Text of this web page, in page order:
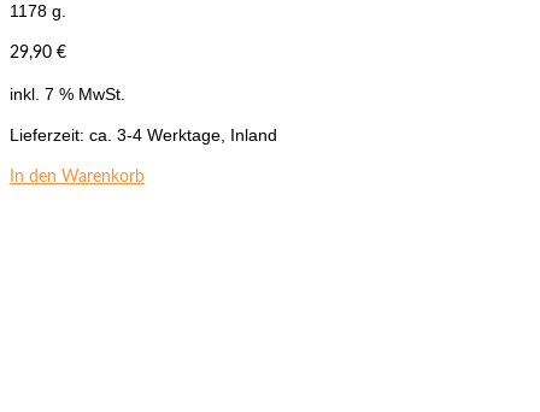
1178 g.
29,90 €
inkl. 7 % MwSt.
Lieferzeit: ca. 3-4 Werktage, Inland
In den Warenkorb